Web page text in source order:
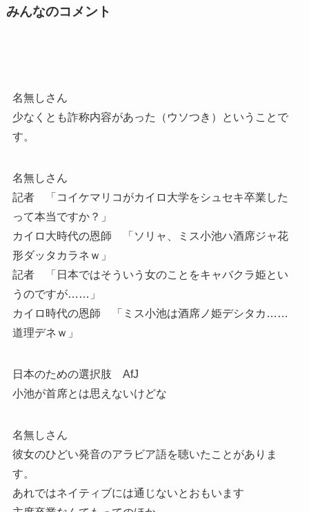
みんなのコメント
名無しさん
少なくとも詐称内容があった（ウソつき）ということで
す。
名無しさん
記者 「コイケマリコがカイロ大学をシュセキ卒業した
って本当ですか？」
カイロ大時代の恩師 「ソリャ、ミス小池ハ酒席ジャ花
形ダッタカラネｗ」
記者 「日本ではそういう女のことをキャバクラ姫とい
うのですが……」
カイロ時代の恩師 「ミス小池は酒席ノ姫デシタカ……
道理デネｗ」
日本のための選択肢 AfJ
小池が首席とは思えないけどな
名無しさん
彼女のひどい発音のアラビア語を聴いたことがありま
す。
あれではネイティブには通じないとおもいます